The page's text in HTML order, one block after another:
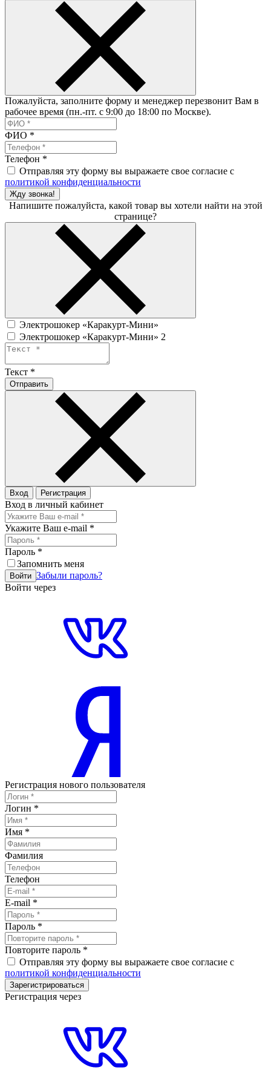
Пожалуйста, заполните форму и менеджер перезвонит Вам в
рабочее время (пн.-пт. с 9:00 до 18:00 по Москве).
ФИО *
Телефон *
Отправляя эту форму вы выражаете свое согласие с
политикой конфиденциальности
Жду звонка!
Напишите пожалуйста, какой товар вы хотели найти на этой
странице?
Электрошокер «Каракурт-Мини»
Электрошокер «Каракурт-Мини» 2
Текст *
Отправить
Вход Регистрация
Вход в личный кабинет
Укажите Ваш e-mail *
Пароль *
Запомнить меня
Войти Забыли пароль?
Войти через
Регистрация нового пользователя
Логин *
Имя *
Фамилия
Телефон
E-mail *
Пароль *
Повторите пароль *
Отправляя эту форму вы выражаете свое согласие с
политикой конфиденциальности
Зарегистрироваться
Регистрация через